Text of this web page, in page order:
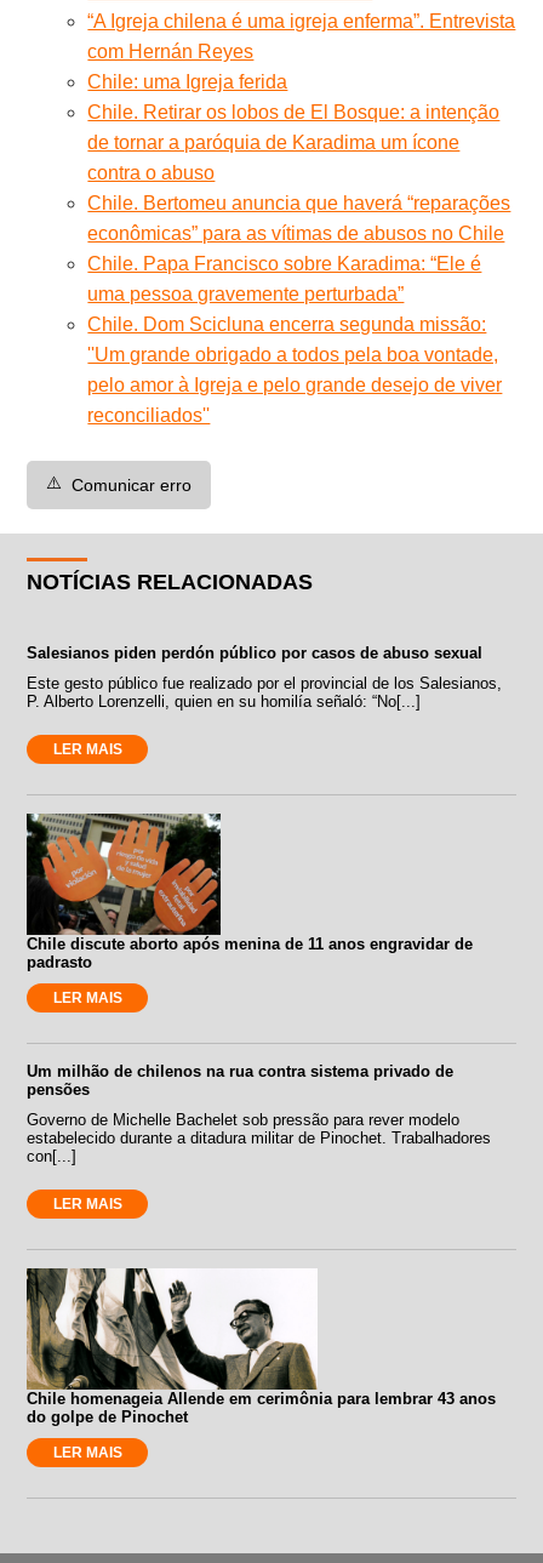
“A Igreja chilena é uma igreja enferma”. Entrevista
com Hernán Reyes
Chile: uma Igreja ferida
Chile. Retirar os lobos de El Bosque: a intenção
de tornar a paróquia de Karadima um ícone
contra o abuso
Chile. Bertomeu anuncia que haverá “reparações
econômicas” para as vítimas de abusos no Chile
Chile. Papa Francisco sobre Karadima: “Ele é
uma pessoa gravemente perturbada”
Chile. Dom Scicluna encerra segunda missão:
''Um grande obrigado a todos pela boa vontade,
pelo amor à Igreja e pelo grande desejo de viver
reconciliados''
⚠️ Comunicar erro
NOTÍCIAS RELACIONADAS
Salesianos piden perdón público por casos de abuso sexual
Este gesto público fue realizado por el provincial de los Salesianos,
P. Alberto Lorenzelli, quien en su homilía señaló: “No[...]
LER MAIS
Chile discute aborto após menina de 11 anos engravidar de
padrasto
LER MAIS
Um milhão de chilenos na rua contra sistema privado de
pensões
Governo de Michelle Bachelet sob pressão para rever modelo
estabelecido durante a ditadura militar de Pinochet. Trabalhadores
con[...]
LER MAIS
Chile homenageia Allende em cerimônia para lembrar 43 anos
do golpe de Pinochet
LER MAIS